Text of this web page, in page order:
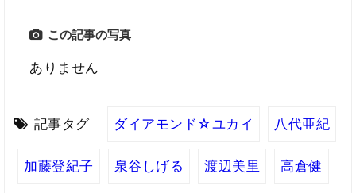
この記事の写真
ありません
記事タグ ダイアモンド☆ユカイ 八代亜紀
加藤登紀子 泉谷しげる 渡辺美里 高倉健